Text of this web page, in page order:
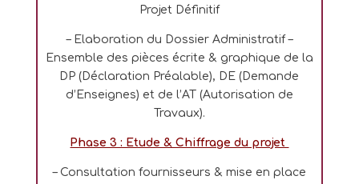
Projet Définitif
– Elaboration du Dossier Administratif –
Ensemble des pièces écrite & graphique de la
DP (Déclaration Préalable), DE (Demande
d’Enseignes) et de l’AT (Autorisation de
Travaux).
Phase 3 : Etude & Chiffrage du projet
– Consultation fournisseurs & mise en place